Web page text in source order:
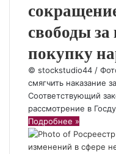
свободы
покупку
© stockstudio44 /
смягчить наказание
Соответствующий
рассмотрение в
Подробнее »